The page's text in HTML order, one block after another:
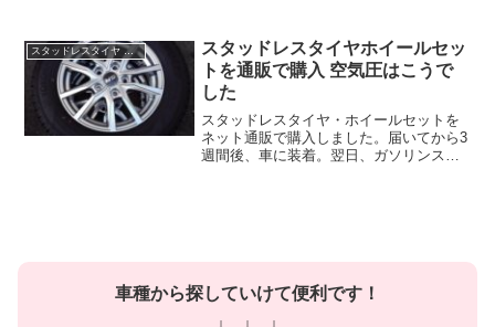
ン】メーカー ＞ 車種 と選んでいくと、
適合するタイヤサイズ...
スタッドレスタイヤ ホイールセット 通販
スタッドレスタイヤホイールセッ
トを通販で購入 空気圧はこうで
した
スタッドレスタイヤ・ホイールセットを
ネット通販で購入しました。届いてから3
週間後、車に装着。翌日、ガソリンスタ
車種から探していけて便利です！